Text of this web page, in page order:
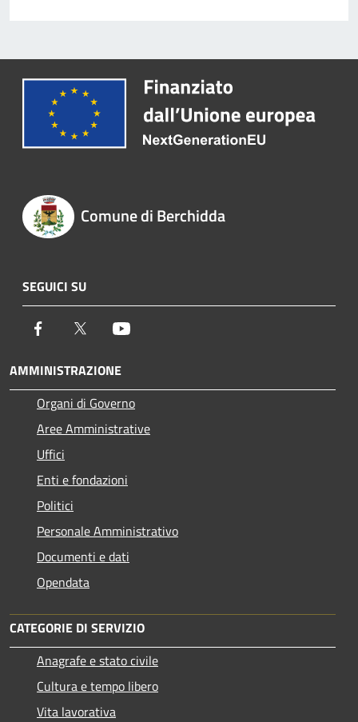
Comune di Berchidda
SEGUICI SU
Facebook Twitter
AMMINISTRAZIONE
Organi di Governo
Aree Amministrative
Uffici
Enti e fondazioni
Politici
Personale Amministrativo
Documenti e dati
Opendata
CATEGORIE DI SERVIZIO
Anagrafe e stato civile
Cultura e tempo libero
Vita lavorativa